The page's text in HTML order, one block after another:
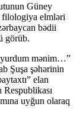
Güney
filologiya elmləri
bədii
görüb.
mənim…”
Şuşa şəhərinin
elan
uyğun olaraq